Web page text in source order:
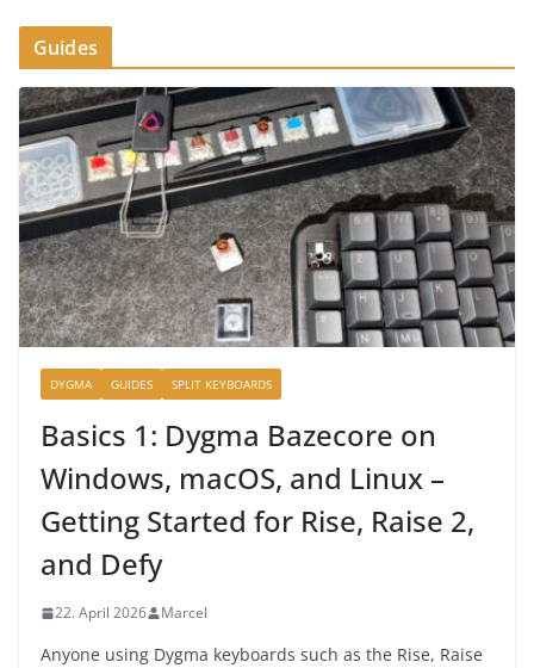
Guides
DYGMA GUIDES SPLIT KEYBOARDS
Basics 1: Dygma Bazecore on
Windows, macOS, and Linux –
Getting Started for Rise, Raise 2,
and Defy
22. April 2026 Marcel
Anyone using Dygma keyboards such as the Rise, Raise